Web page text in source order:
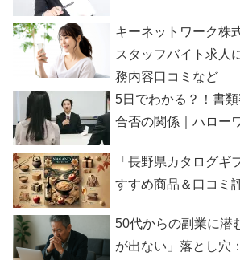
キーネットワーク
スタッフバイト求人
務内容口コミなど
5日でわかる？！書
合否の関係｜ハロー
「長野県カタログギ
すすめ商品＆口コミ
50代からの副業に潜
が出ない」落とし穴